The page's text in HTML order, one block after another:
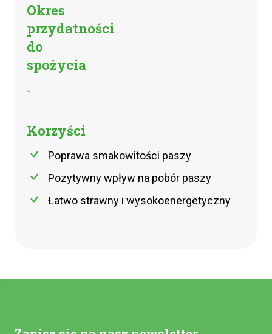
Okres
przydatności
do
spożycia
-
Korzyści
Poprawa smakowitości paszy
Pozytywny wpływ na pobór paszy
Łatwo strawny i wysokoenergetyczny